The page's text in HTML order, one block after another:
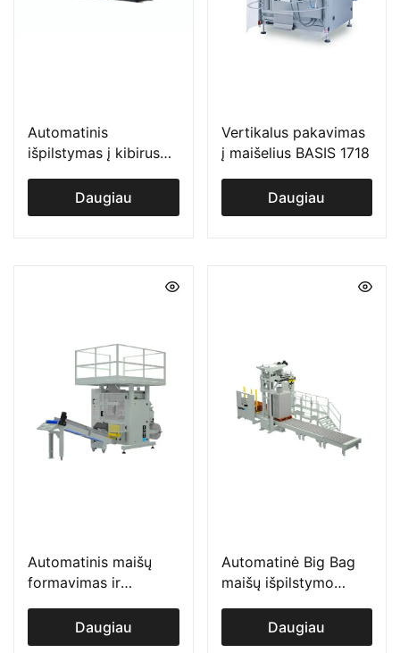
Automatinis
išpilstymas į kibirus
Daugiau
Vertikalus pakavimas
į maišelius BASIS 1718
Daugiau
Automatinis maišų
formavimas ir
Daugiau
Automatinė Big Bag
maišų išpilstymo
Daugiau